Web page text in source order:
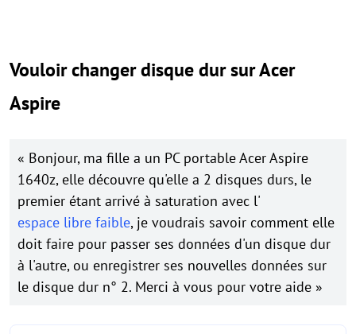
Vouloir changer disque dur sur Acer
Aspire
« Bonjour, ma fille a un PC portable Acer Aspire
1640z, elle découvre qu'elle a 2 disques durs, le
premier étant arrivé à saturation avec l'
espace libre faible, je voudrais savoir comment elle
doit faire pour passer ses données d'un disque dur
à l'autre, ou enregistrer ses nouvelles données sur
le disque dur n° 2. Merci à vous pour votre aide »